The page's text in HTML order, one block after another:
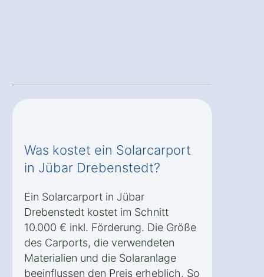
Was kostet ein Solarcarport
in Jübar Drebenstedt?
Ein Solarcarport in Jübar
Drebenstedt kostet im Schnitt
10.000 € inkl. Förderung. Die Größe
des Carports, die verwendeten
Materialien und die Solaranlage
beeinflussen den Preis erheblich. So